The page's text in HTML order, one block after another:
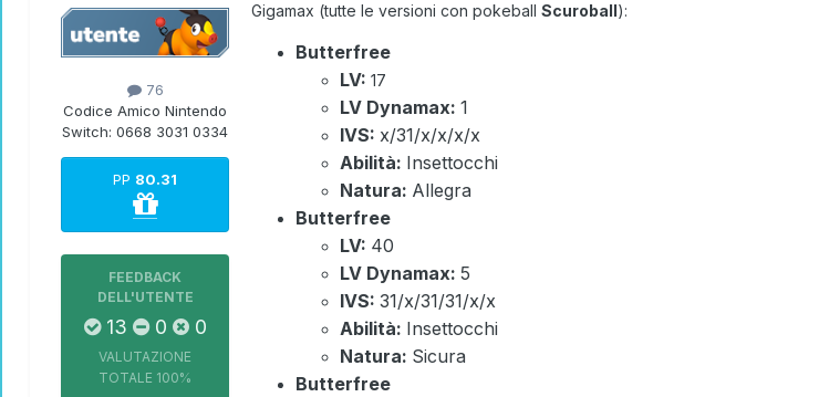
76
Codice Amico Nintendo
Switch: 0668 3031 0334
PP 80.31
FEEDBACK
DELL'UTENTE
13 0 0
VALUTAZIONE
TOTALE 100%
Gigamax (tutte le versioni con pokeball Scuroball):
Butterfree
LV: 17
LV Dynamax: 1
IVS: x/31/x/x/x/x
Abilità: Insettocchi
Natura: Allegra
Butterfree
LV: 40
LV Dynamax: 5
IVS: 31/x/31/31/x/x
Abilità: Insettocchi
Natura: Sicura
Butterfree